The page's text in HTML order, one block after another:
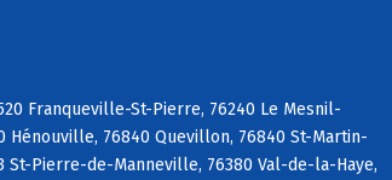
Franqueville-St-Pierre, 76240 Le Mesnil-
Hénouville, 76840 Quevillon, 76840 St-Martin-
St-Pierre-de-Manneville, 76380 Val-de-la-Haye,